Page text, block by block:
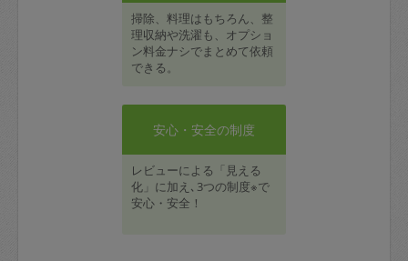
掃除、料理はもちろん、整
理収納や洗濯も、オプショ
ン料金ナシでまとめて依頼
できる。
安心・安全の制度
レビューによる「見える
化」に加え､3つの制度※で
安心・安全！